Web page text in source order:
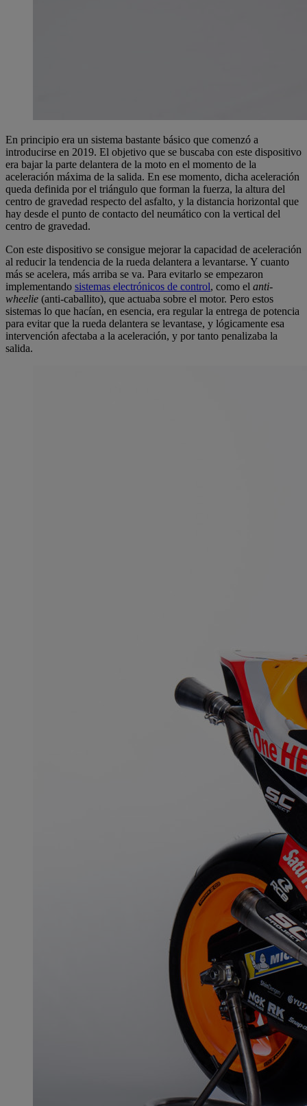
En principio era un sistema bastante básico que comenzó a
introducirse en 2019. El objetivo que se buscaba con este dispositivo
era bajar la parte delantera de la moto en el momento de la
aceleración máxima de la salida. En ese momento, dicha aceleración
queda definida por el triángulo que forman la fuerza, la altura del
centro de gravedad respecto del asfalto, y la distancia horizontal que
hay desde el punto de contacto del neumático con la vertical del
centro de gravedad.
Con este dispositivo se consigue mejorar la capacidad de aceleración
al reducir la tendencia de la rueda delantera a levantarse. Y cuanto
más se acelera, más arriba se va. Para evitarlo se empezaron
implementando sistemas electrónicos de control, como el anti-
wheelie (anti-caballito), que actuaba sobre el motor. Pero estos
sistemas lo que hacían, en esencia, era regular la entrega de potencia
para evitar que la rueda delantera se levantase, y lógicamente esa
intervención afectaba a la aceleración, y por tanto penalizaba la
salida.